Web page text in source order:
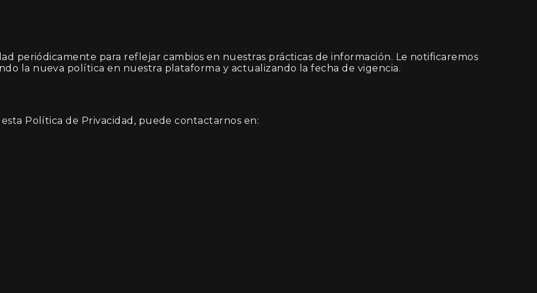
periódicamente para reflejar cambios en nuestras prácticas de información. Le notificaremos
la nueva política en nuestra plataforma y actualizando la fecha de vigencia.
Política de Privacidad, puede contactarnos en: